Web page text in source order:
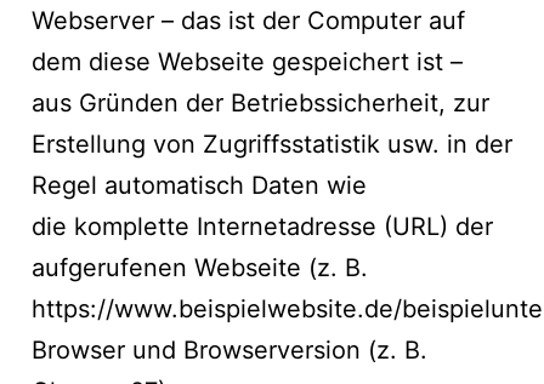
Webserver – das ist der Computer auf
dem diese Webseite gespeichert ist –
aus Gründen der Betriebssicherheit, zur
Erstellung von Zugriffsstatistik usw. in der
Regel automatisch Daten wie
die komplette Internetadresse (URL) der
aufgerufenen Webseite (z. B.
https://www.beispielwebsite.de/
Browser und Browserversion (z. B.